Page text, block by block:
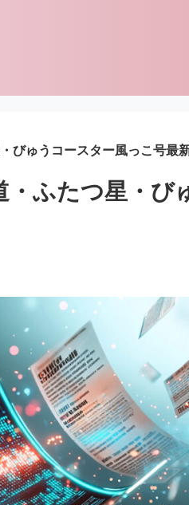
びゅうコースター風っこ号最
ふたつ星・び